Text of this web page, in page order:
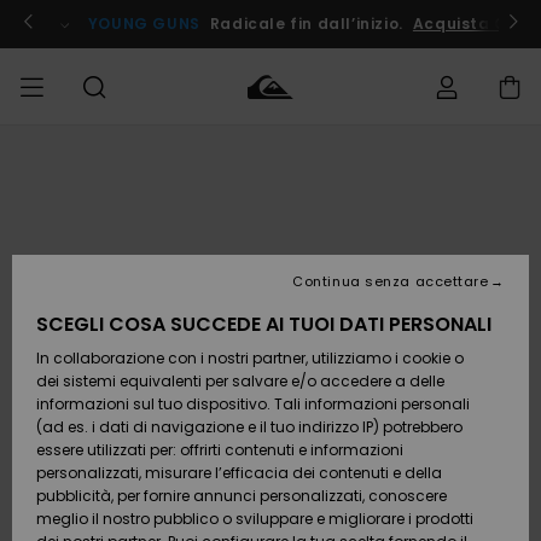
informazioni
prodotto
! YOUNG GUNS Radicale fin dall’inizio. Acquista Ora
Accessori
Calzature
e
infradito
Surf /
Acqua
Accessori
Calzature
e
infradito
Surf /
Acqua
Nuovi
Da
Scoprire
Snow
SURF
Highlights
Comunità
SNOW
Shop
Snow
Shop
Donna
OUTLET
Outlet
Donna
Pagamento
Buono regalo
Quiksilver
Freedom
SCEGLI COSA SUCCEDE AI TUOI DATI PERSONALI
In collaborazione con i nostri partner, utilizziamo i cookie o
dei sistemi equivalenti per salvare e/o accedere a delle
informazioni sul tuo dispositivo. Tali informazioni personali
(ad es. i dati di navigazione e il tuo indirizzo IP) potrebbero
essere utilizzati per: offrirti contenuti e informazioni
personalizzati, misurare l’efficacia dei contenuti e della
pubblicità, per fornire annunci personalizzati, conoscere
meglio il nostro pubblico o sviluppare e migliorare i prodotti
Continua senza accettare